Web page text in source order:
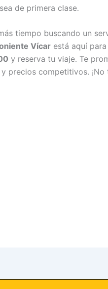
de primera clase.
tiempo buscando un
Vícar está aquí
y reserva tu viaje. Te
precios competitivos.